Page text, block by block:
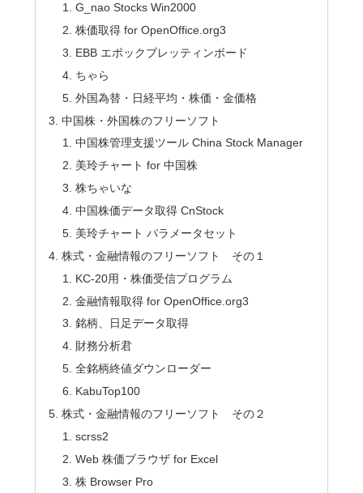
G_nao Stocks Win2000
株価取得 for OpenOffice.org3
EBB エポックブレッティンボード
ちゃら
外国為替・日経平均・株価・金価格
中国株・外国株のフリーソフト
中国株管理支援ツール China Stock Manager
美玲チャート for 中国株
株ちゃいな
中国株価データ取得 CnStock
美玲チャート パラメータセット
株式・金融情報のフリーソフト その１
KC-20用・株価受信プログラム
金融情報取得 for OpenOffice.org3
銘柄、日足データ取得
財務分析君
全銘柄終値ダウンローダー
KabuTop100
株式・金融情報のフリーソフト その２
scrss2
Web 株価ブラウザ for Excel
株 Browser Pro